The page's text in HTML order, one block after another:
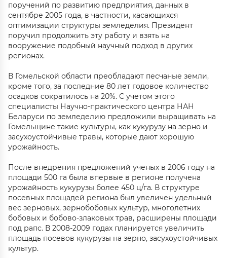
поручений по развитию предприятия, данных в
сентябре 2005 года, в частности, касающихся
оптимизации структуры земледелия. Президент
поручил продолжить эту работу и взять на
вооружение подобный научный подход в других
регионах.
В Гомельской области преобладают песчаные земли,
кроме того, за последние 80 лет годовое количество
осадков сократилось на 20%. С учетом этого
специалисты Научно-практического центра НАН
Беларуси по земледелию предложили выращивать на
Гомельщине такие культуры, как кукурузу на зерно и
засухоустойчивые травы, которые дают хорошую
урожайность.
После внедрения предложений ученых в 2006 году на
площади 500 га была впервые в регионе получена
урожайность кукурузы более 450 ц/га. В структуре
посевных площадей региона был увеличен удельный
вес зерновых, зернобобовых культур, многолетних
бобовых и бобово-злаковых трав, расширены площади
под рапс. В 2008-2009 годах планируется увеличить
площадь посевов кукурузы на зерно, засухоустойчивых
культур.